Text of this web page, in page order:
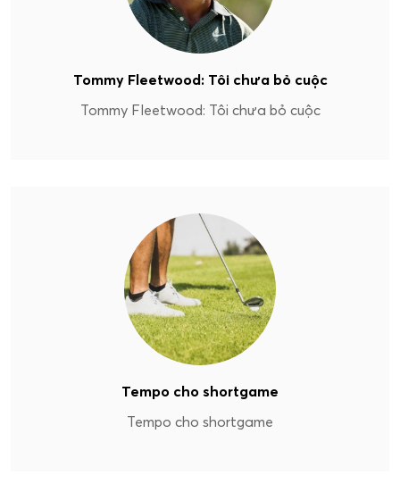
Tommy Fleetwood: Tôi chưa bỏ cuộc
Tommy Fleetwood: Tôi chưa bỏ cuộc
Tempo cho shortgame
Tempo cho shortgame